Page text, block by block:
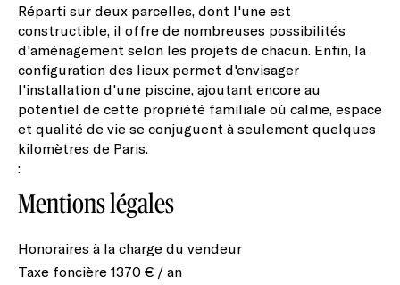
Réparti sur deux parcelles, dont l'une est
constructible, il offre de nombreuses possibilités
d'aménagement selon les projets de chacun. Enfin, la
configuration des lieux permet d'envisager
l'installation d'une piscine, ajoutant encore au
potentiel de cette propriété familiale où calme, espace
et qualité de vie se conjuguent à seulement quelques
kilomètres de Paris.
:
Mentions légales
Honoraires à la charge du vendeur
Taxe foncière 1370 € / an